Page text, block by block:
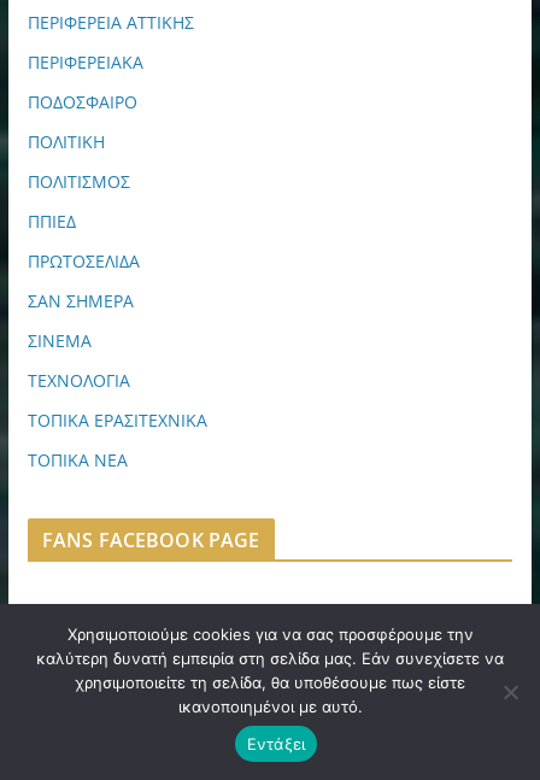
ΠΕΡΙΦΕΡΕΙΑ ΑΤΤΙΚΗΣ
ΠΕΡΙΦΕΡΕΙΑΚΑ
ΠΟΔΟΣΦΑΙΡΟ
ΠΟΛΙΤΙΚΗ
ΠΟΛΙΤΙΣΜΟΣ
ΠΠΙΕΔ
ΠΡΩΤΟΣΕΛΙΔΑ
ΣΑΝ ΣΗΜΕΡΑ
ΣΙΝΕΜΑ
ΤΕΧΝΟΛΟΓΙΑ
ΤΟΠΙΚΑ ΕΡΑΣΙΤΕΧΝΙΚΑ
ΤΟΠΙΚΑ ΝΕΑ
FANS FACEBOOK PAGE
ΙΑΤΡΙΚΗ ΔΙΑΓΝΩΣΗ
Χρησιμοποιούμε cookies για να σας προσφέρουμε την
καλύτερη δυνατή εμπειρία στη σελίδα μας. Εάν συνεχίσετε να
χρησιμοποιείτε τη σελίδα, θα υποθέσουμε πως είστε
ικανοποιημένοι με αυτό.
Εντάξει